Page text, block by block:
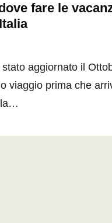
fare le
aggiornato il
viaggio prima che